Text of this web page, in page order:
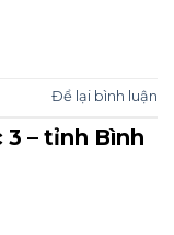
Để lại bình luận
3 – tỉnh Bình